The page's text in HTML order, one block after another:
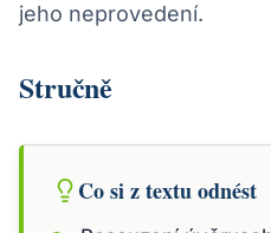
jeho neprovedení.
Stručně
Co si z textu odnést